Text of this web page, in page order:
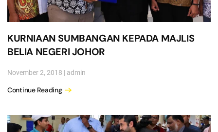
KURNIAAN SUMBANGAN KEPADA MAJLIS
BELIA NEGERI JOHOR
November 2, 2018 | admin
Continue Reading